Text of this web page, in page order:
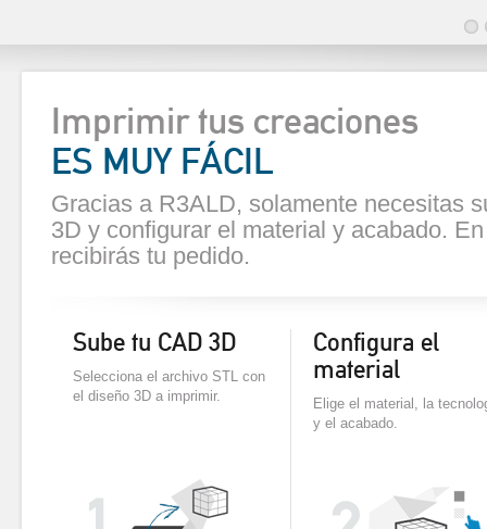
Imprimir tus creaciones
ES MUY FÁCIL
Gracias a R3ALD, solamente necesitas
3D y configurar el material y acabado.
recibirás tu pedido.
Sube tu CAD 3D
Selecciona el archivo STL con
el diseño 3D a imprimir.
Configura el
material
Elige el material, la
y el acabado.